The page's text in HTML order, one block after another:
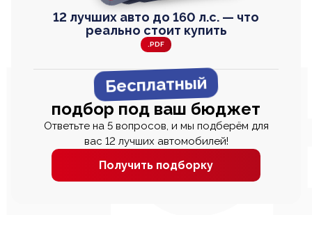
12 лучших авто до 160 л.с. — что
реально стоит купить
.PDF
Бесплатный
подбор под ваш бюджет
Ответьте на 5 вопросов, и мы подберём для
вас 12 лучших автомобилей!
Получить подборку